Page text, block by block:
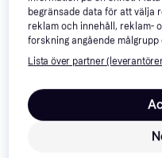
Toms Youth Classics
Alpargata - Black
328 kr
Om produkten
Toms
begränsade data för att välja
reklam och innehåll, reklam-
forskning angående
Lista över partner